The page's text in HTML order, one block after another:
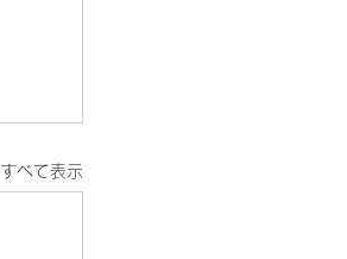
すべて表示